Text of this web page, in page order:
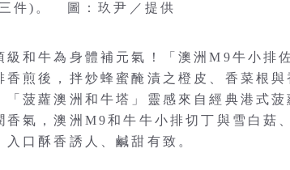
件)。 圖：玖尹／提供
級和牛為身體補元氣！「澳洲M9牛小排
香煎後，拌炒蜂蜜醃漬之橙皮、香菜根
「菠蘿澳洲和牛塔」靈感來自經典港式
香氣，澳洲M9和牛牛小排切丁與雪白菇
口酥香誘人、鹹甜有致。